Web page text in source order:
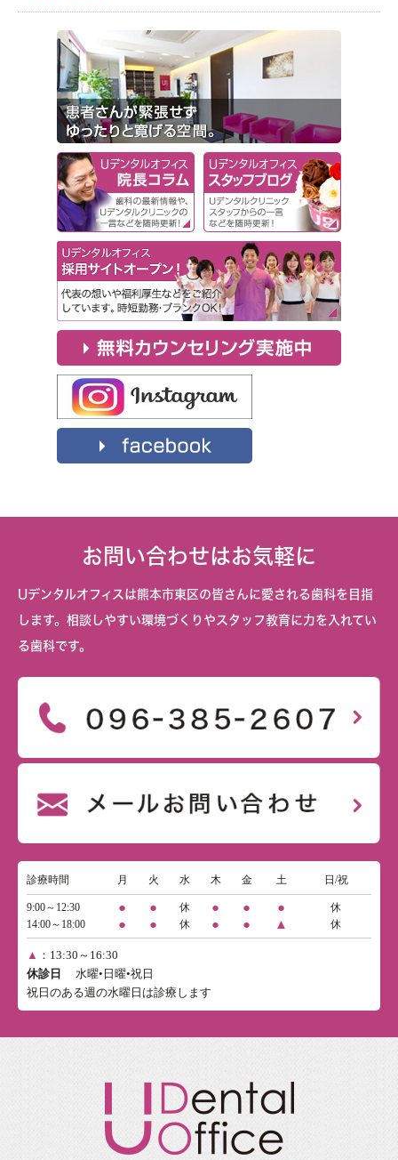
お問い合わせはお気軽に
Uデンタルオフィスは熊本市東区の皆さんに愛される歯科を目指
します。相談しやすい環境づくりやスタッフ教育に力を入れてい
る歯科です。
診療時間 月 火 水 木 金 土 日/祝
9:00～12:30 ● ● 休 ● ● ●
休
14:00～18:00
● ● 休 ● ● ▲ 休
▲ ：13:30～16:30
休診日
水曜•日曜•祝日
祝日のある週の水曜日は診療します